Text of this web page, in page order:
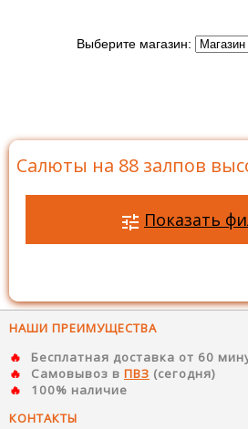
Выберите магазин:
Салюты на 88 залпов
Показать
НАШИ ПРЕИМУЩЕСТВА
Бесплатная доставка от 60
Самовывоз в ПВЗ (сегодня)
100% наличие
КОНТАКТЫ